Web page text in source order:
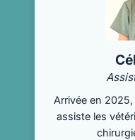
Arrivée en
assiste les